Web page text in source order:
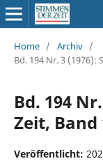
Home / Archiv /
Bd. 194 Nr. 3 (1976):
Bd. 194
Zeit, Band
Veröffentlicht: